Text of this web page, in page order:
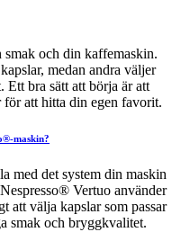
smak och din kaffemaskin.
medan andra väljer
Ett bra sätt att börja är att
att hitta din egen favorit.
maskin?
med det system din maskin
Vertuo använder
att välja kapslar som passar
smak och bryggkvalitet.